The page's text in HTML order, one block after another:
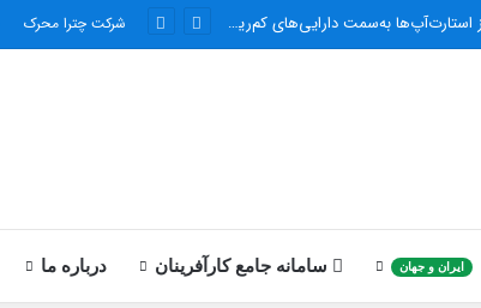
شرکت چترا محرک
ایران و جهان سامانه جامع کارآفرینان درباره ما